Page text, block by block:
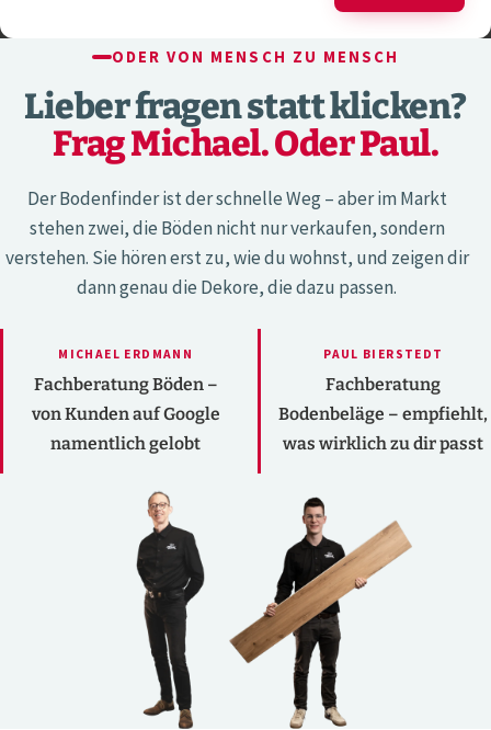
ODER VON MENSCH ZU MENSCH
Lieber fragen statt klicken?
Frag Michael. Oder Paul.
Der Bodenfinder ist der schnelle Weg – aber im Markt
stehen zwei, die Böden nicht nur verkaufen, sondern
verstehen. Sie hören erst zu, wie du wohnst, und zeigen dir
dann genau die Dekore, die dazu passen.
MICHAEL ERDMANN
Fachberatung Böden –
von Kunden auf Google
namentlich gelobt
PAUL BIERSTEDT
Fachberatung
Bodenbeläge – empfiehlt,
was wirklich zu dir passt